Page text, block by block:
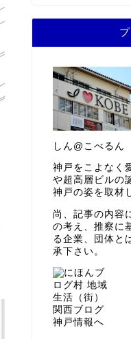
しん@こべるん
神戸をこよなく
や超高層ビルの
神戸の姿を取材
尚、記事の内容
の考え、推察に
る企業、団体と
承下さい。